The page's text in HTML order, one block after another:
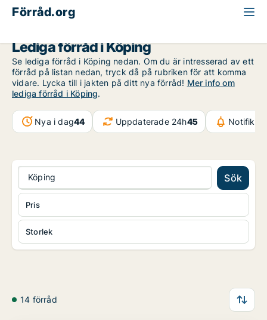
Förråd.org
Lediga förråd i Köping
Se lediga förråd i Köping nedan. Om du är intresserad av ett
förråd på listan nedan, tryck då på rubriken för att komma
vidare. Lycka till i jakten på ditt nya förråd! Mer info om
lediga förråd i Köping.
Nya i dag44 Uppdaterade 24h45
Köping Sök
Storlek
Pris
14 förråd